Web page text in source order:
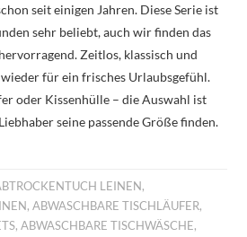
seit einigen Jahren. Diese Serie ist
sehr beliebt, auch wir finden das
Zeitlos, klassisch und
für ein frisches Urlaubsgefühl.
oder Kissenhülle – die Auswahl ist
seine passende Größe finden.
LEINEN ,
,ABWASCHBARE TISCHLÄUFER,
,ABWASCHBARE TISCHWÄSCHE,